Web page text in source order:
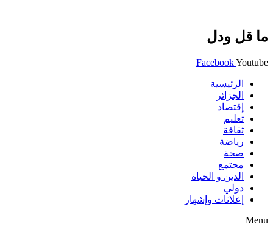
ما قل ودل
FacebookYoutube
الرئيسية
الجزائر
إقتصاد
تعليم
ثقافة
رياضة
صحة
مجتمع
الدين و الحياة
دولي
إعلانات وإشهار
Menu